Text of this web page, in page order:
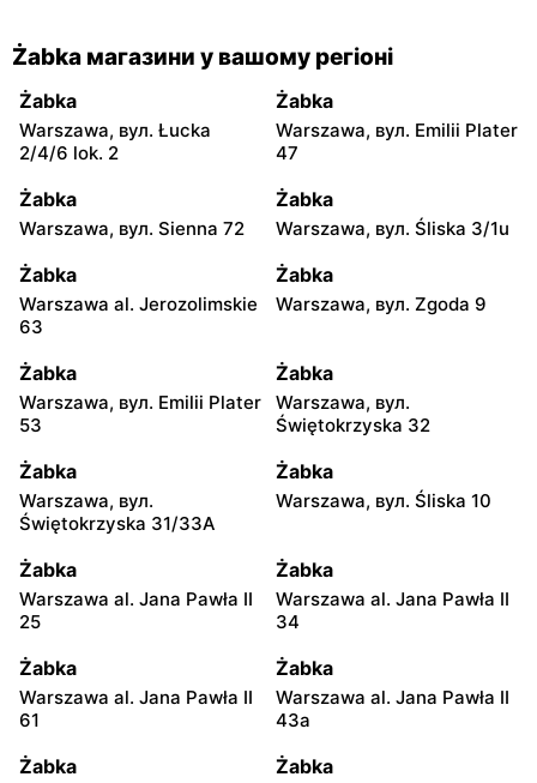
Żabka магазини у вашому регіоні
Żabka
Warszawa, вул. Łucka
2/4/6 lok. 2
Żabka
Warszawa, вул. Emilii Plater
47
Żabka
Warszawa, вул. Sienna 72
Żabka
Warszawa, вул. Śliska 3/1u
Żabka
Warszawa al. Jerozolimskie
63
Żabka
Warszawa, вул. Zgoda 9
Żabka
Warszawa, вул. Emilii Plater
53
Żabka
Warszawa, вул.
Świętokrzyska 32
Żabka
Warszawa, вул.
Świętokrzyska 31/33A
Żabka
Warszawa, вул. Śliska 10
Żabka
Warszawa al. Jana Pawła II
25
Żabka
Warszawa al. Jana Pawła II
34
Żabka
Warszawa al. Jana Pawła II
61
Żabka
Warszawa al. Jana Pawła II
43a
Żabka Żabka